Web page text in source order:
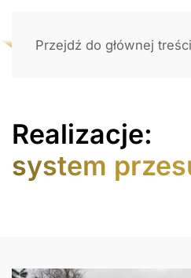
Przejdź do głównej treści
Realizacje:
system